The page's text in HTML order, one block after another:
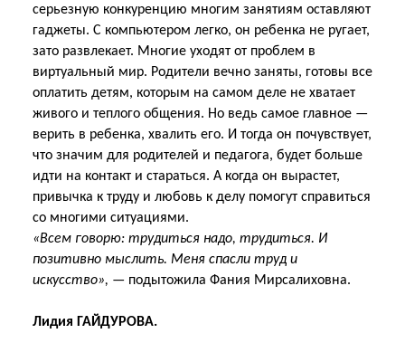
серьезную конкуренцию многим занятиям оставляют
гаджеты. С компьютером легко, он ребенка не ругает,
зато развлекает. Многие уходят от проблем в
виртуальный мир. Родители вечно заняты, готовы все
оплатить детям, которым на самом деле не хватает
живого и теплого общения. Но ведь самое главное —
верить в ребенка, хвалить его. И тогда он почувствует,
что значим для родителей и педагога, будет больше
идти на контакт и стараться. А когда он вырастет,
привычка к труду и любовь к делу помогут справиться
со многими ситуациями.
«Всем говорю: трудиться надо, трудиться. И
позитивно мыслить. Меня спасли труд и
искусство», — подытожила Фания Мирсалиховна.
Лидия ГАЙДУРОВА.